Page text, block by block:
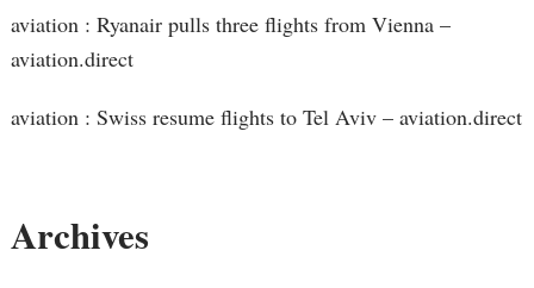
aviation : Ryanair pulls three flights from Vienna –
aviation.direct
aviation : Swiss resume flights to Tel Aviv – aviation.direct
Archives